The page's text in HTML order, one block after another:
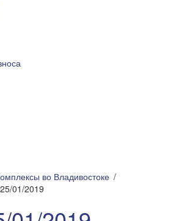
во Владивостоке
01/2019